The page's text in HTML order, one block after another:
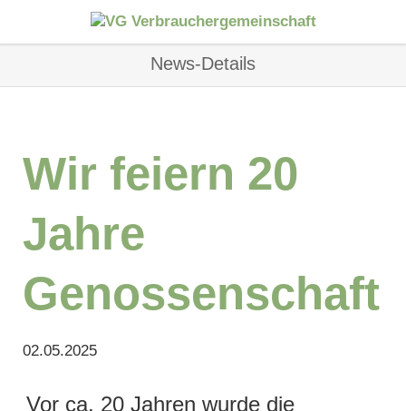
News-Details
Wir feiern 20
Jahre
Genossenschaft
02.05.2025
Vor ca. 20 Jahren wurde die